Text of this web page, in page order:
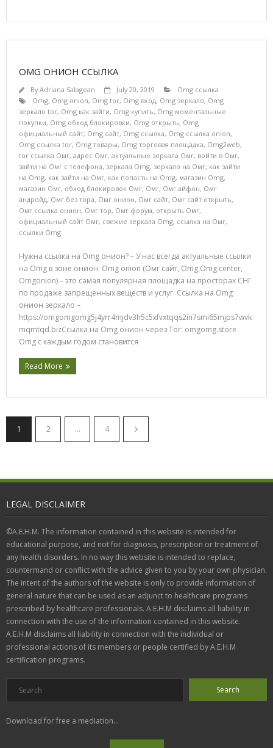
OMG ОНИОН ССЫЛКА
ByAdriana Salagean July 20, 2019
Omg ссылка
Omg, Omg onion, Omg tor, Omg вход, Omg зеркало, Omg
зеркало tor, Omg как зайти, Omg купить, Omg моментальные
покупки, Omg обход блокировки, Omg открыть, Omg
официальный сайт, Omg сайт, Omg ссылка, Omg ссылка onion,
Omg ссылка tor, Omg товары, Omg торговая площадка, Omg2web,
tor ссылка Омг, адрес Омг, актуальные зеркала Омг, войти в Омг,
зайти на Омг с телефона, зеркала Omg, зеркало на Омг, как зайти
на Omg, как зайти на Омг, как попасть на Omg, магазин Omg,
магазин Омг, обход блокировок Омг, Омг, Омг айфон, Омг
андройд, Омг без тора, Омг онион, Омг сайт, Омг сайт открыть,
Омг ссылка онион, Омг тор, Омг форум, открыть Омг,
официальный сайт Омг, свежие зеркала Omg, ссылка на Омг,
ссылки Omg
Нужна ссылка на Omg онион? – У нас всегда актуальные ссылки
на Omg в зоне онион. Omg onion (Омг сайт, Omg,Omg center,
Omgonion) – это самая популярная площадка на просторах СНГ
по продаже запрещенных веществ и услуг. Ссылка на Omg
онион зеркало –
https://omgomgomg5j4yrr4mjdv3h5c5xfvxtqqs2in7smi65mjps7wvk
mqmtqd.bizСсылка на Omg онион через Tor: omgomg.store
Omg с каждым годом становится
Read More
1 2 … 4
LEGAL DISCLAIMER
©A.E.H.M. The information contained in this website is intended for
educational purpose, and not for diagnosis, prescription or treatment of
any health disorders. In no way this website is intended to replace,
countermand or conflict with the advice given to you by your own physician.
The intent of the authors of the website is only to provide information of
general nature that can be used as an adjunct to healthcare programs
prescribed by healthcare professionals. A.E.H.M disclaims all liability in
connection with the use of the information contained in this website.
A.E.H.M disclaims all liability in connection with the individual or
professional actions of its members or people certified by A.E.H.M
certification programs.
Download for free a mediation...